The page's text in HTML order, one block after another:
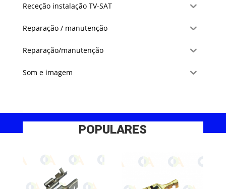
Receção instalação TV-SAT
Reparação / manutenção
Reparação/manutenção
Som e imagem
POPULARES